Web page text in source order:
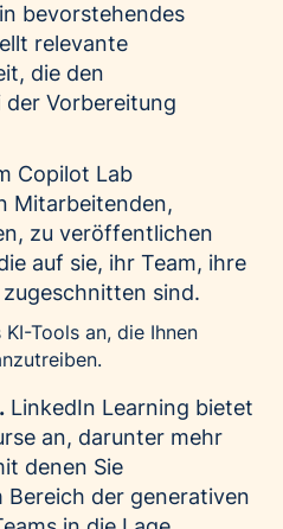
bevorstehendes
relevante
die den
der Vorbereitung
Copilot Lab
Mitarbeitenden,
zu veröffentlichen
auf sie, ihr Team, ihre
sind.
Tools an, die Ihnen
LinkedIn Learning bietet
an, darunter mehr
denen Sie
Bereich der generativen